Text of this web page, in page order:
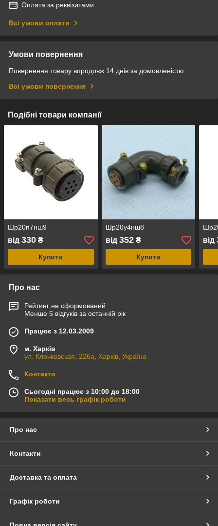
Оплата за реквізитами
Всі умови оплати
Умови повернення
Повернення товару впродовж 14 днів за домовленістю
Всі умови повернення
Подібні товари компанії
Шр20п7нш9
від 330 ₴
Купити
Шр20у4нш8
від 352₴
Купити
від
Про нас
Рейтинг не сформований
Менше 5 відгуків за останній рік
Працює з 12.03.2009
м. Харків
ул. Клочковская, 226а, Харків, Україна
Контакти
Сьогодні працює з 10:00 до 18:00
Показати весь графік роботи
Про нас
Контакти
Доставка та оплата
Графік роботи